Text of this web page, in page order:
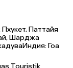
Пхукет,Паттайя
Шарджа
Индия:Гоа
Touristik